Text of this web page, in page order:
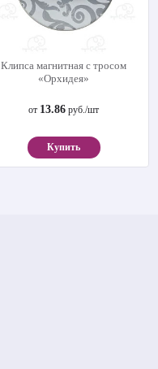
Клипса магнитная с тросом
«Орхидея»
от 13.86 руб./шт
Купить